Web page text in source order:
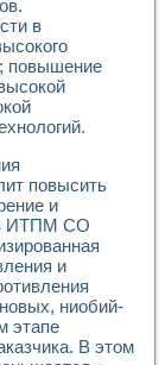
течения в
магнитных
обмена по
переходных
измерений с
Назначение. Состав.
INSTRUMENTS
и корреляционный
действия
учебных
для изучения
LabVIEW
исследования
в
повышение
повысить
и
в ИТПМ СО
и
ниобий-
этапе
В этом